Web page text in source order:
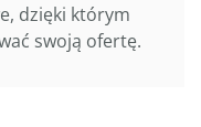
dzięki którym
swoją ofertę.